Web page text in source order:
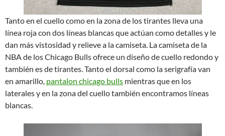
Tanto en el cuello como en la zona de los tirantes lleva una
línea roja con dos líneas blancas que actúan como detalles y le
dan más vistosidad y relieve a la camiseta. La camiseta de la
NBA de los Chicago Bulls ofrece un diseño de cuello redondo y
también es de tirantes. Tanto el dorsal como la serigrafía van
en amarillo, pantalon chicago bulls mientras que en los
laterales y en la zona del cuello también encontramos líneas
blancas.